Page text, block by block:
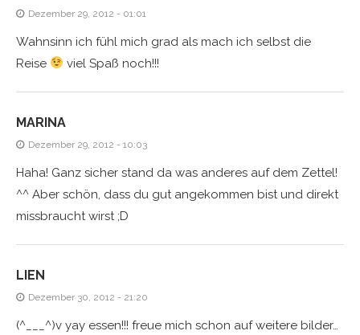
Dezember 29, 2012 - 01:01
Wahnsinn ich fühl mich grad als mach ich selbst die
Reise
viel Spaß noch!!!
MARINA
Dezember 29, 2012 - 10:03
Haha! Ganz sicher stand da was anderes auf dem Zettel!
^^ Aber schön, dass du gut angekommen bist und direkt
missbraucht wirst ;D
LIEN
Dezember 30, 2012 - 21:20
(^___^)v yay essen!!! freue mich schon auf weitere bilder…